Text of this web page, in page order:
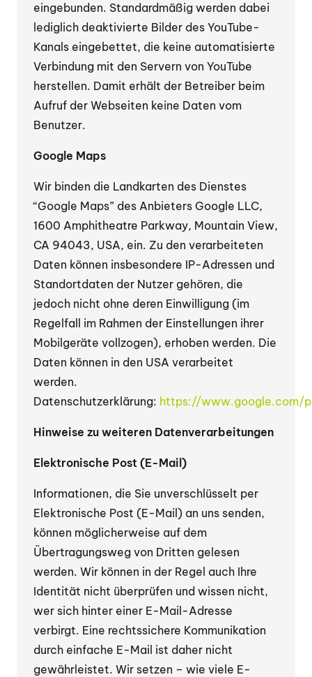
eingebunden. Standardmäßig werden dabei
lediglich deaktivierte Bilder des YouTube-
Kanals eingebettet, die keine automatisierte
Verbindung mit den Servern von YouTube
herstellen. Damit erhält der Betreiber beim
Aufruf der Webseiten keine Daten vom
Benutzer.
Google Maps
Wir binden die Landkarten des Dienstes
“Google Maps” des Anbieters Google LLC,
1600 Amphitheatre Parkway, Mountain View,
CA 94043, USA, ein. Zu den verarbeiteten
Daten können insbesondere IP-Adressen und
Standortdaten der Nutzer gehören, die
jedoch nicht ohne deren Einwilligung (im
Regelfall im Rahmen der Einstellungen ihrer
Mobilgeräte vollzogen), erhoben werden. Die
Daten können in den USA verarbeitet
werden.
Datenschutzerklärung: https://www.google.com/
Hinweise zu weiteren Datenverarbeitungen
Elektronische Post (E-Mail)
Informationen, die Sie unverschlüsselt per
Elektronische Post (E-Mail) an uns senden,
können möglicherweise auf dem
Übertragungsweg von Dritten gelesen
werden. Wir können in der Regel auch Ihre
Identität nicht überprüfen und wissen nicht,
wer sich hinter einer E-Mail-Adresse
verbirgt. Eine rechtssichere Kommunikation
durch einfache E-Mail ist daher nicht
gewährleistet. Wir setzen – wie viele E-